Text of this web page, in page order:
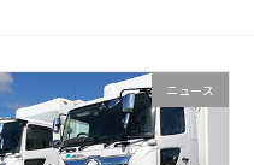
ニュース